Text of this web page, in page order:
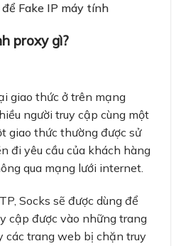
để Fake IP máy tính
proxy gì?
giao thức ở trên mạng
người truy cập cùng một
giao thức thường được sử
đi yêu cầu của khách hàng
qua mạng lưới internet.
Socks sẽ được dùng để
cập được vào những trang
các trang web bị chặn truy